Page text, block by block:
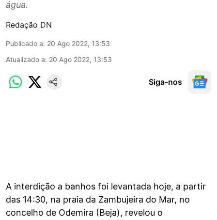
água.
Redação DN
Publicado a: 20 Ago 2022, 13:53
Atualizado a: 20 Ago 2022, 13:53
Siga-nos
A interdição a banhos foi levantada hoje, a partir
das 14:30, na praia da Zambujeira do Mar, no
concelho de Odemira (Beja), revelou o